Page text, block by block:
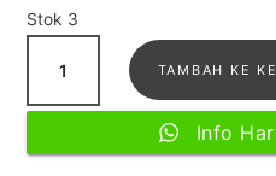
penilaian
pelanggan
Stok 3
Lemari
baju
TAMBAH KE
Info